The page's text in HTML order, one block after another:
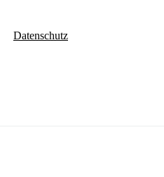
Datenschutz